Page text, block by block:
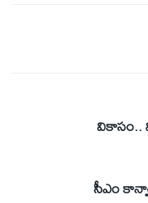
వికాసం..
సీఎం